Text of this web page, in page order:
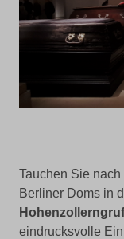
Tauchen Sie
Berliner Doms in
eindrucksvolle